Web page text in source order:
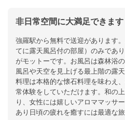
非日常空間に大満足できます
強羅駅から無料で送迎があります
てに露天風呂付の部屋）のみであ
がモットーです。お風呂は森林浴
風呂や天空を見上げる最上階の露
料理は本格的な懐石料理を味わえ
常体験をしていただけます。和の
り、女性には嬉しいアロママッサ
あり日頃の疲れを癒すには最適な